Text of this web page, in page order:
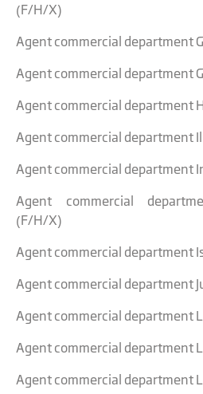
(F/H/X)
Agent commercial department
Agent commercial department
Agent commercial department
Agent commercial department
Agent commercial department
Agent commercial
(F/H/X)
Agent commercial department
Agent commercial department
Agent commercial department
Agent commercial department
Agent commercial department